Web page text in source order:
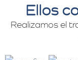
Ellos
Realizamos el